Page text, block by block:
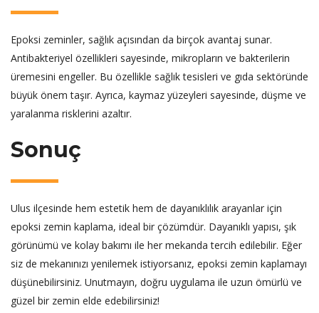
Epoksi zeminler, sağlık açısından da birçok avantaj sunar.
Antibakteriyel özellikleri sayesinde, mikropların ve bakterilerin
üremesini engeller. Bu özellikle sağlık tesisleri ve gıda sektöründe
büyük önem taşır. Ayrıca, kaymaz yüzeyleri sayesinde, düşme ve
yaralanma risklerini azaltır.
Sonuç
Ulus ilçesinde hem estetik hem de dayanıklılık arayanlar için
epoksi zemin kaplama, ideal bir çözümdür. Dayanıklı yapısı, şık
görünümü ve kolay bakımı ile her mekanda tercih edilebilir. Eğer
siz de mekanınızı yenilemek istiyorsanız, epoksi zemin kaplamayı
düşünebilirsiniz. Unutmayın, doğru uygulama ile uzun ömürlü ve
güzel bir zemin elde edebilirsiniz!